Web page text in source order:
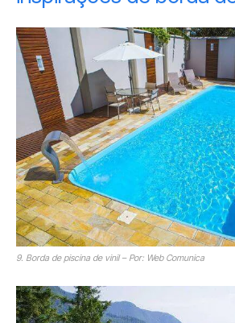
9. Borda de piscina de vinil – Por: Web Comunica